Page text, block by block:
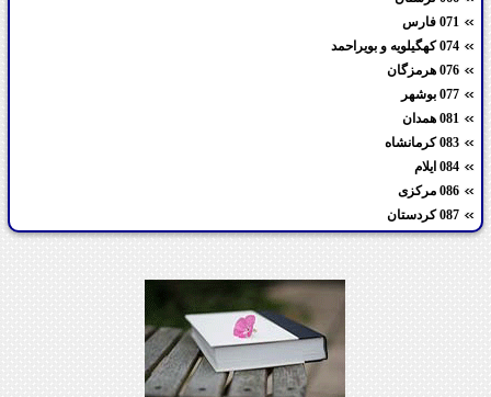
071 فارس
074 کهگیلویه و بویراحمد
076 هرمزگان
077 بوشهر
081 همدان
083 کرمانشاه
084 ایلام
086 مرکزی
087 کردستان